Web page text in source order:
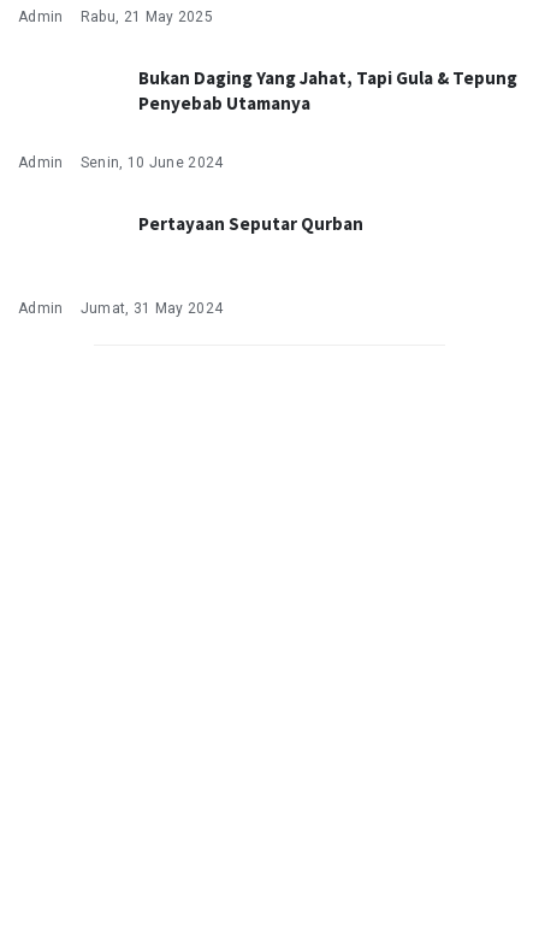
Admin Rabu, 21 May 2025
Bukan Daging Yang Jahat, Tapi Gula & Tepung
Penyebab Utamanya
Admin Senin, 10 June 2024
Pertayaan Seputar Qurban
Admin Jumat, 31 May 2024